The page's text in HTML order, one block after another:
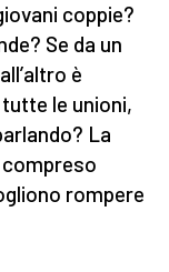
coppie?
Se da un
è
tutte le unioni,
La
rompere